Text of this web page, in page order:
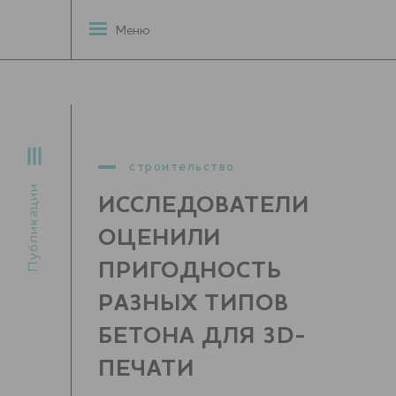
Публикации
Меню
строительство
ИССЛЕДОВАТЕЛИ
ОЦЕНИЛИ
ПРИГОДНОСТЬ
РАЗНЫХ ТИПОВ
БЕТОНА ДЛЯ 3D-
ПЕЧАТИ